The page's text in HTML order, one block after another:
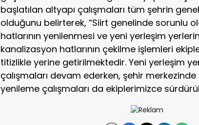
başlatılan altyapı çalışmaları tüm şehrin
olduğunu belirterek, “Siirt genelinde sorunlu
hatlarının yenilenmesi ve yeni yerleşim
kanalizasyon hatlarının çekilme işlemleri
titizlikle yerine getirilmektedir. Yeni yerleşim
çalışmaları devam ederken, şehir merkezinde
yenileme çalışmaları da ekiplerimizce